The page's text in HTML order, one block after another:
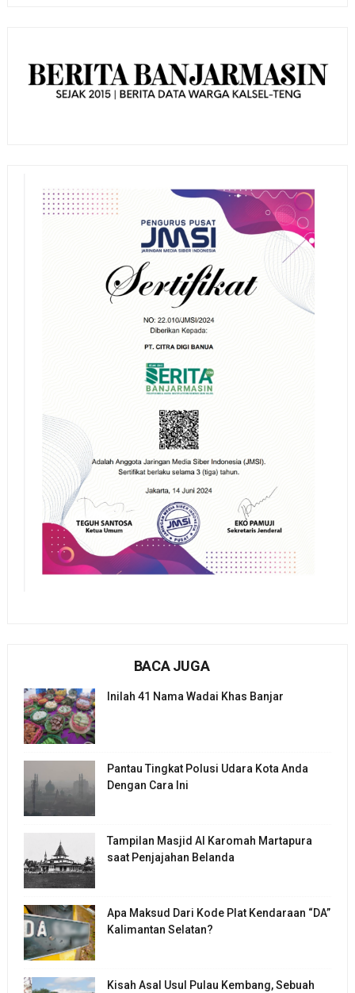
BACA JUGA
Inilah 41 Nama Wadai Khas Banjar
Pantau Tingkat Polusi Udara Kota Anda
Dengan Cara Ini
Tampilan Masjid Al Karomah Martapura
saat Penjajahan Belanda
Apa Maksud Dari Kode Plat Kendaraan “DA”
Kalimantan Selatan?
Kisah Asal Usul Pulau Kembang, Sebuah